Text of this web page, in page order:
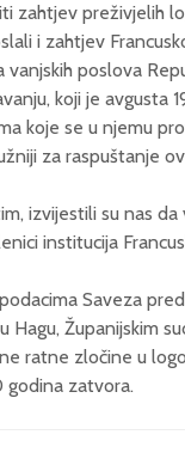
zahtjev preživjelih
i zahtjev
vanjskih poslova
koji je avgusta
koje se u njemu
za raspuštanje
izvijestili su nas
institucija
Saveza
Hagu, Županijskim
ratne zločine u
godina zatvora.